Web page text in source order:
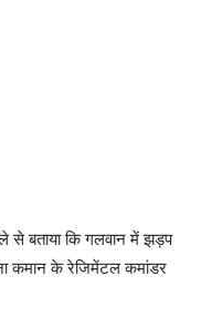
से बताया कि गलवान में झड़प
कमान के रेजिमेंटल कमांडर